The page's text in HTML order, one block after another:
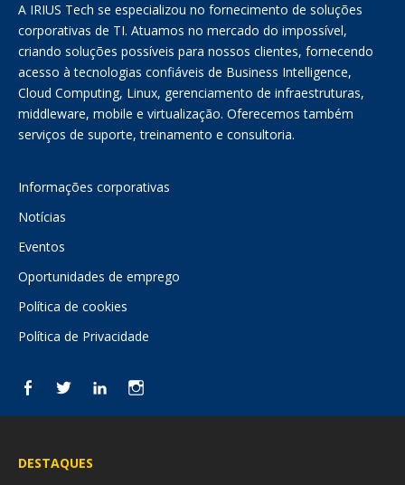
A IRIUS Tech se especializou no fornecimento de soluções
corporativas de TI. Atuamos no mercado do impossível,
criando soluções possíveis para nossos clientes, fornecendo
acesso à tecnologias confiáveis de Business Intelligence,
Cloud Computing, Linux, gerenciamento de infraestruturas,
middleware, mobile e virtualização. Oferecemos também
serviços de suporte, treinamento e consultoria.
Informações corporativas
Notícias
Eventos
Oportunidades de emprego
Política de cookies
Política de Privacidade
Facebook
Twitter LinkedInInstagram
DESTAQUES